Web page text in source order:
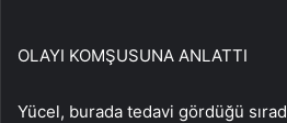
OLAYI KOMŞUSUNA ANLATTI
Yücel, burada tedavi gördüğü